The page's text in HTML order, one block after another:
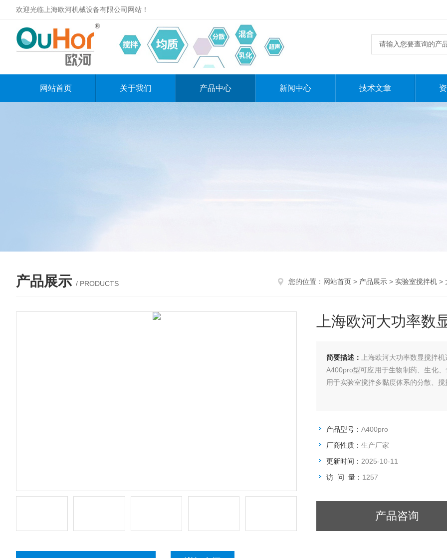
欢迎光临上海欧河机械设备有限公司网站！
网站首页 关于我们 产品中心 新闻中心 技术文章
产品展示 / PRODUCTS 您的位置： 网站首页 > 产品展示 > 实验室搅拌机 >
上海欧河大功率数
简要描述：
上海欧河大功率数显搅拌
A400pro型可应用于生物制药、生化
用于实验室搅拌多黏度体系的分散、
产品型号： A400pro
厂商性质： 生产厂家
更新时间： 2025-10-11
访 问 量： 1257
产品咨询